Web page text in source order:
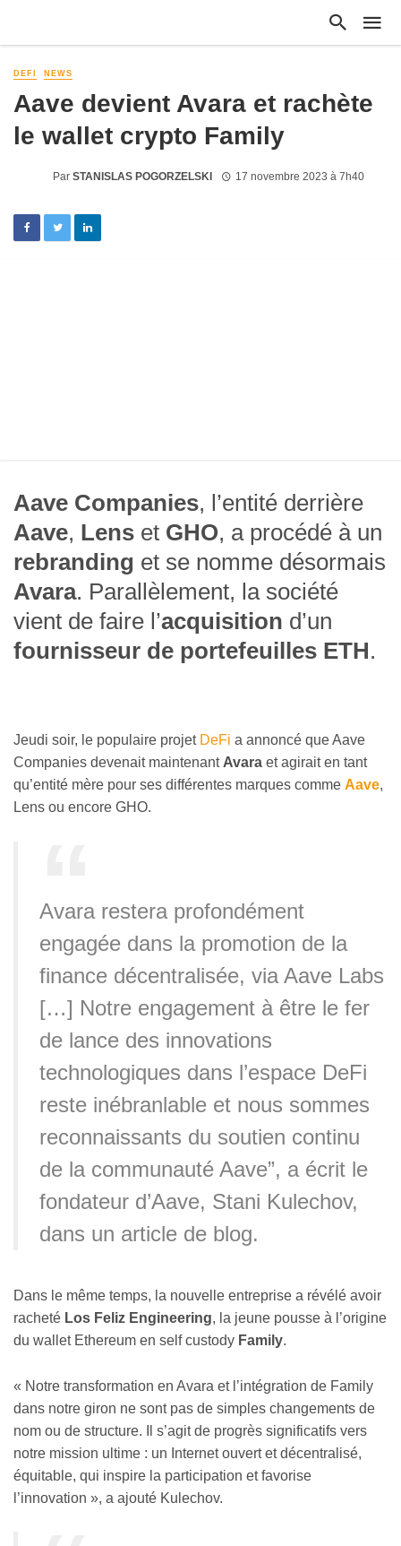
DEFI NEWS
Aave devient Avara et rachète
le wallet crypto Family
Par STANISLAS POGORZELSKI 17 novembre 2023 à 7h40
Aave Companies, l’entité derrière
Aave, Lens et GHO, a procédé à un
rebranding et se nomme désormais
Avara. Parallèlement, la société
vient de faire l’acquisition d’un
fournisseur de portefeuilles ETH.
Jeudi soir, le populaire projet DeFi a annoncé que Aave
Companies devenait maintenant Avara et agirait en tant
qu’entité mère pour ses différentes marques comme Aave,
Lens ou encore GHO.
Avara restera profondément
engagée dans la promotion de la
finance décentralisée, via Aave Labs
[…] Notre engagement à être le fer
de lance des innovations
technologiques dans l’espace DeFi
reste inébranlable et nous sommes
reconnaissants du soutien continu
de la communauté Aave”, a écrit le
fondateur d’Aave, Stani Kulechov,
dans un article de blog.
Dans le même temps, la nouvelle entreprise a révélé avoir
racheté Los Feliz Engineering, la jeune pousse à l’origine
du wallet Ethereum en self custody Family.
« Notre transformation en Avara et l’intégration de Family
dans notre giron ne sont pas de simples changements de
nom ou de structure. Il s’agit de progrès significatifs vers
notre mission ultime : un Internet ouvert et décentralisé,
équitable, qui inspire la participation et favorise
l’innovation », a ajouté Kulechov.